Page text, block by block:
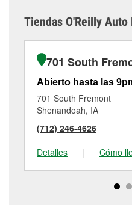
Tiendas O'Reilly Auto
701 South
Abierto hasta las
701 South Fremont
Shenandoah, IA
(712) 246-4626
Detalles
| Cómo